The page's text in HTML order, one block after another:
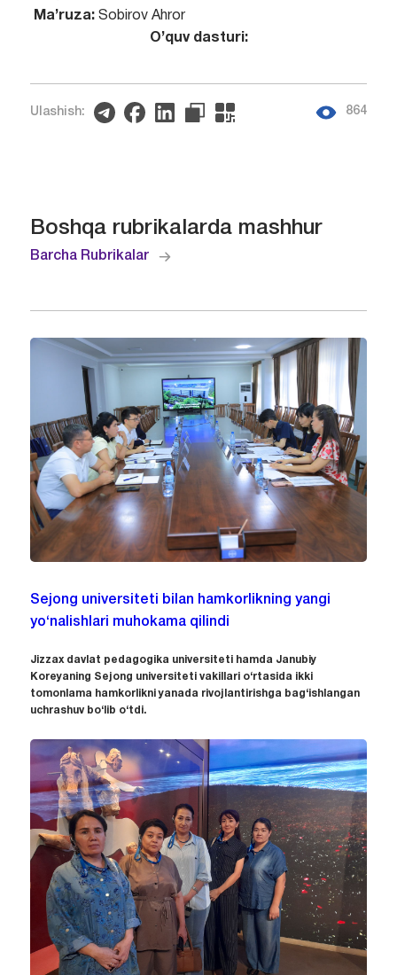
Ma’ruza:Sobirov Ahror
O’quv dasturi:
Ulashish: 864
Boshqa rubrikalarda mashhur
Barcha Rubrikalar
Sejong universiteti bilan hamkorlikning yangi
yo‘nalishlari muhokama qilindi
Jizzax davlat pedagogika universiteti hamda Janubiy
Koreyaning Sejong universiteti vakillari o‘rtasida ikki
tomonlama hamkorlikni yanada rivojlantirishga bag‘ishlangan
uchrashuv bo‘lib o‘tdi.